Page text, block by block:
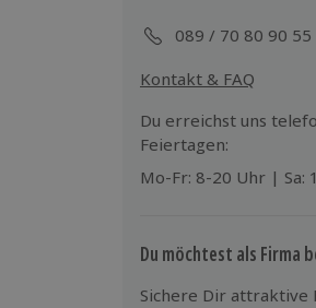
Keine
Ausrüstung & Kleidung
Mitzubringen:
Wird gestellt:
Gutschein
Gruppengröße:
089 / 70 80 90 55
Kontakt & FAQ
Du erreichst uns
Feiertagen:
Mo-Fr: 8-20 Uhr | Sa:
Du möchtest als Firma
Sichere Dir attraktive